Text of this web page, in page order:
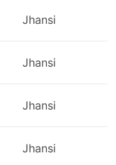
Jhansi
Jhansi
Jhansi
Jhansi